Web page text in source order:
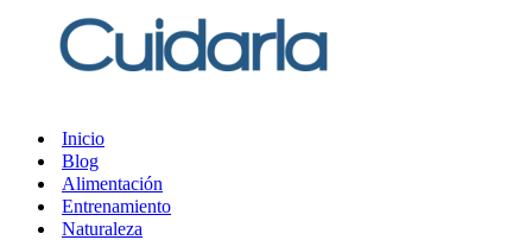
Inicio
Blog
Alimentación
Entrenamiento
Naturaleza